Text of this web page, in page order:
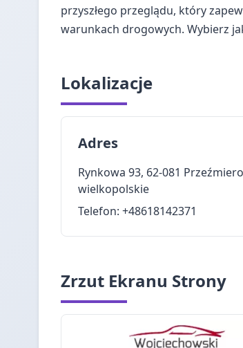
przyszłego przeglądu, który
warunkach drogowych. Wybierz
Lokalizacje
Adres
Rynkowa 93, 62-081
wielkopolskie
Telefon: +48618142371
Zrzut Ekranu Strony